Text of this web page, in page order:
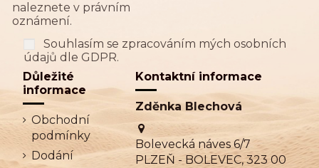
naleznete v právním
oznámení.
Souhlasím se zpracováním mých osobních
údajů dle GDPR.
Důležité
informace
Obchodní
podmínky
Dodání
Kontaktní informace
Zděnka Blechová
Bolevecká náves 6/7
PLZEŇ - BOLEVEC, 323 00